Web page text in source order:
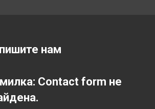
нам
Contact form не